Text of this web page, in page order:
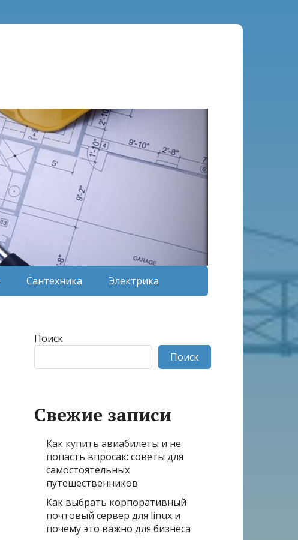
Сантехника Электрика
Поиск
Поиск
Свежие записи
Как купить авиабилеты и не
попасть впросак: советы для
самостоятельных
путешественников
Как выбрать корпоративный
почтовый сервер для linux и
почему это важно для бизнеса